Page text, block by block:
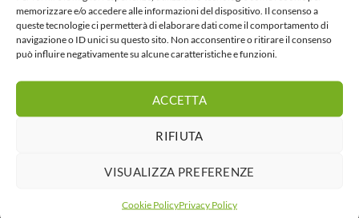
memorizzare e/o accedere alle informazioni del dispositivo. Il consenso a
queste tecnologie ci permetterà di elaborare dati come il comportamento di
navigazione o ID unici su questo sito. Non acconsentire o ritirare il consenso
può influire negativamente su alcune caratteristiche e funzioni.
ACCETTA
RIFIUTA
VISUALIZZA PREFERENZE
Cookie PolicyPrivacy Policy